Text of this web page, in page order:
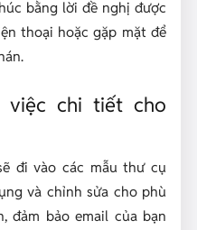
bằng lời đề nghị được
thoại hoặc gặp mặt để
việc chi tiết cho
đi vào các mẫu thư cụ
và chỉnh sửa cho phù
đảm bảo email của bạn